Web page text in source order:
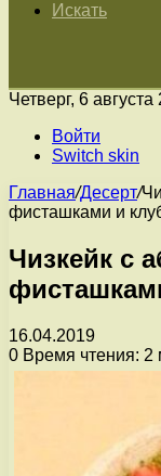
Искать
Четверг, 6 августа
Войти
Switch skin
Главная/Десерт/
фисташками и
Чизкейк с
16.04.2019
0 Время чтения: 2